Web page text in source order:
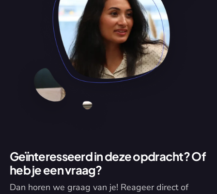
Geïnteresseerd in deze opdracht? Of
heb je een vraag?
Dan horen we graag van je! Reageer direct of